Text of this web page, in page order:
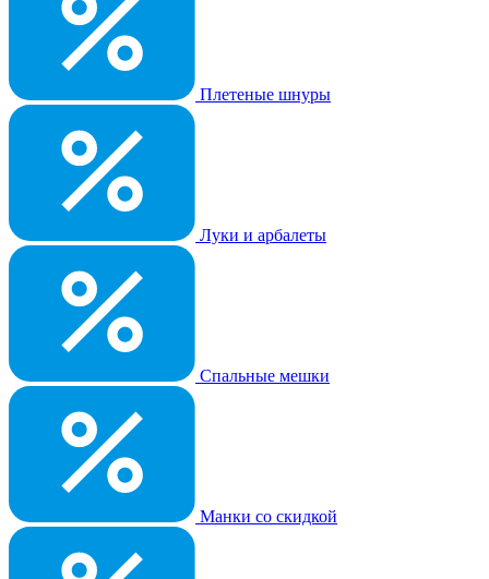
Плетеные шнуры
Луки и арбалеты
Спальные мешки
Манки со скидкой